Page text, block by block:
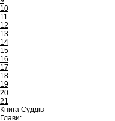
10
11
12
13
14
15
16
17
18
19
20
21
Книга Суддів
Глави: